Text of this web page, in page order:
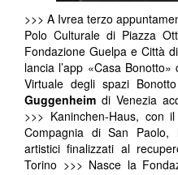
>>> A Ivrea terzo
Polo Culturale di Piazza
Fondazione Guelpa e Città
lancia l’app «Casa
Virtuale degli spazi
Guggenheim di Venezia
>>> Kaninchen-Haus, con
Compagnia di San
artistici finalizzati al
Torino >>> Nasce la